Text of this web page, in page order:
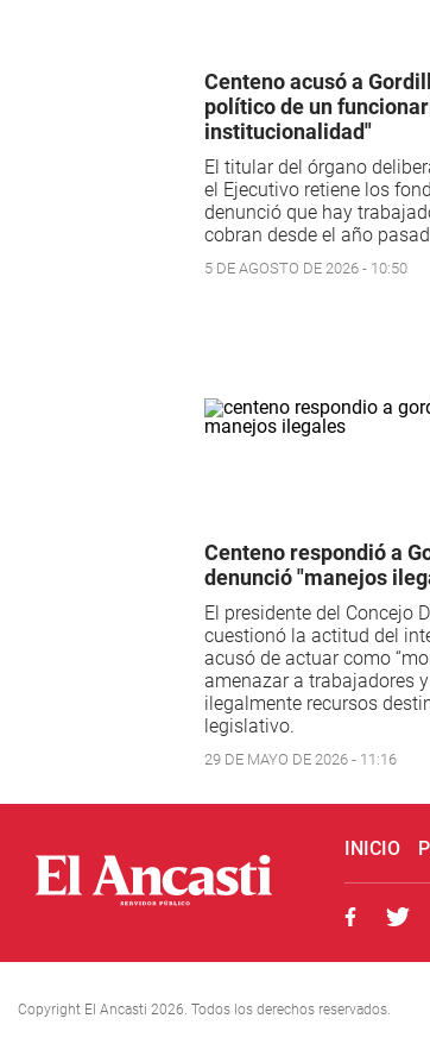
Centeno acusó a
político de un
institucionalidad"
El titular del órgano
el Ejecutivo retiene los
denunció que hay
cobran desde el año
5 DE AGOSTO DE 2026 - 10:50
Centeno respondió a
denunció "manejos
El presidente del Concejo
cuestionó la actitud del
acusó de actuar como
amenazar a trabajadores
ilegalmente recursos
legislativo.
29 DE MAYO DE 2026 - 11:16
INICIO
Copyright El Ancasti 2026. Todos los derechos reservados.